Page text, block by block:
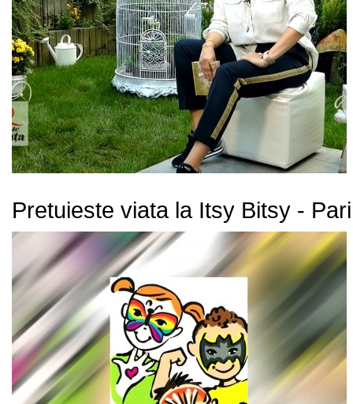
Pretuieste viata la Itsy Bitsy -